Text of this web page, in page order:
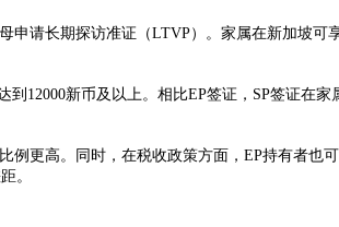
请长期探访准证（LTVP）。家属在新加坡可
12000新币及以上。相比EP签证，SP签证在家
更高。同时，在税收政策方面，EP持有者也
。​